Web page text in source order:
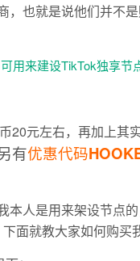
也就是说他们并不
元左右，再加上其
有优惠代码
人是用来架设节点
面就教大家如何购买